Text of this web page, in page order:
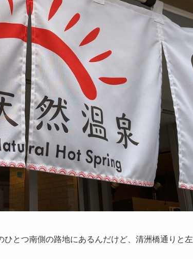
とつ南側の路地にあるんだけど、清洲橋通りと左